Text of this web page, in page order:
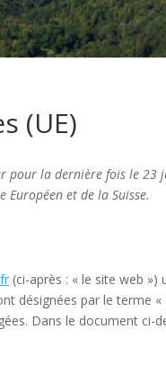
(UE)
pour la dernière fois le 23
Européen et de la Suisse.
(ci-après : « le site web
désignées par le terme
Dans le document ci-